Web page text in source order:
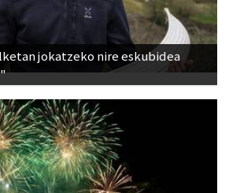
jokatzeko nire eskubidea